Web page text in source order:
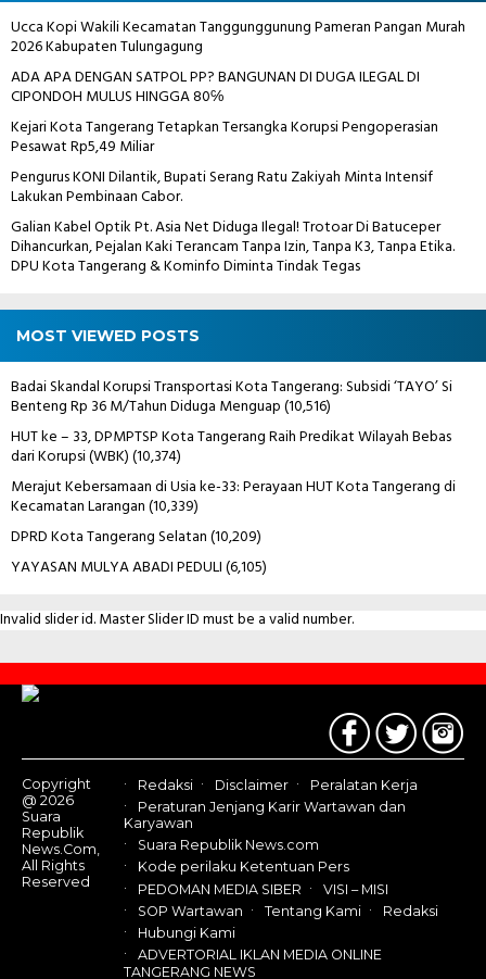
Ucca Kopi Wakili Kecamatan Tanggunggunung Pameran Pangan Murah
2026 Kabupaten Tulungagung
ADA APA DENGAN SATPOL PP? BANGUNAN DI DUGA ILEGAL DI
CIPONDOH MULUS HINGGA 80℅
Kejari Kota Tangerang Tetapkan Tersangka Korupsi Pengoperasian
Pesawat Rp5,49 Miliar
Pengurus KONI Dilantik, Bupati Serang Ratu Zakiyah Minta Intensif
Lakukan Pembinaan Cabor.
Galian Kabel Optik Pt. Asia Net Diduga Ilegal! Trotoar Di Batuceper
Dihancurkan, Pejalan Kaki Terancam Tanpa Izin, Tanpa K3, Tanpa Etika.
DPU Kota Tangerang & Kominfo Diminta Tindak Tegas
MOST VIEWED POSTS
Badai Skandal Korupsi Transportasi Kota Tangerang: Subsidi ‘TAYO’ Si
Benteng Rp 36 M/Tahun Diduga Menguap(10,516)
HUT ke – 33, DPMPTSP Kota Tangerang Raih Predikat Wilayah Bebas
dari Korupsi (WBK)(10,374)
Merajut Kebersamaan di Usia ke-33: Perayaan HUT Kota Tangerang di
Kecamatan Larangan(10,339)
DPRD Kota Tangerang Selatan(10,209)
YAYASAN MULYA ABADI PEDULI(6,105)
Invalid slider id. Master Slider ID must be a valid number.
Contact
Us
Copyright
@ 2026
Suara
Republik
News.Com,
All Rights
Reserved
Redaksi Disclaimer
Peralatan Kerja
Peraturan Jenjang Karir Wartawan dan
Karyawan
Suara Republik News.com
Kode perilaku Ketentuan Pers
PEDOMAN MEDIA SIBER
VISI – MISI
SOP Wartawan
Tentang Kami
Redaksi
Hubungi Kami
ADVERTORIAL IKLAN MEDIA ONLINE
TANGERANG NEWS